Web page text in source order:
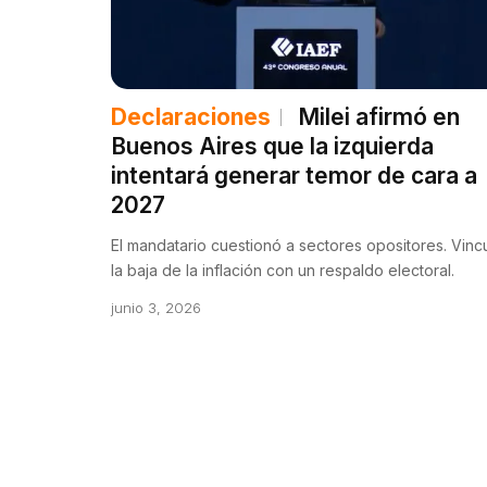
Declaraciones
Milei afirmó en
Buenos Aires que la izquierda
intentará generar temor de cara a
2027
El mandatario cuestionó a sectores opositores.
la baja de la inflación con un respaldo electoral.
junio 3, 2026